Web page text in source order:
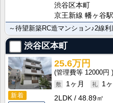
渋谷区本町
京王新線 幡ヶ谷
～待望新築RC造マンション♪2線
渋谷区本町
新着
25.6万円
12000円
1ヶ月
1
2LDK
48.89㎡